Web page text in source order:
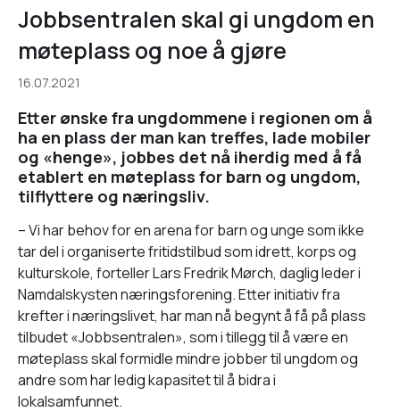
Jobbsentralen skal gi ungdom en
møteplass og noe å gjøre
16.07.2021
Etter ønske fra ungdommene i regionen om å
ha en plass der man kan treffes, lade mobiler
og «henge», jobbes det nå iherdig med å få
etablert en møteplass for barn og ungdom,
tilflyttere og næringsliv.
– Vi har behov for en arena for barn og unge som ikke
tar del i organiserte fritidstilbud som idrett, korps og
kulturskole, forteller Lars Fredrik Mørch, daglig leder i
Namdalskysten næringsforening. Etter initiativ fra
krefter i næringslivet, har man nå begynt å få på plass
tilbudet «Jobbsentralen», som i tillegg til å være en
møteplass skal formidle mindre jobber til ungdom og
andre som har ledig kapasitet til å bidra i
lokalsamfunnet.